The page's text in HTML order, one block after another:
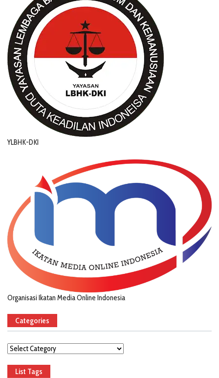
YLBHK-DKI
Organisasi Ikatan Media Online Indonesia
Categories
Categories
List Tags